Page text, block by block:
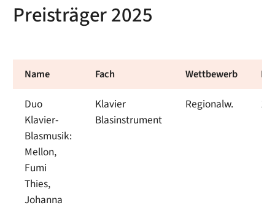
Preisträger 2025
Name Fach Wettbewerb
Duo
Klavier-
Blasmusik:
Mellon,
Fumi
Thies,
Johanna
Klavier
Blasinstrument
Regionalw. 1